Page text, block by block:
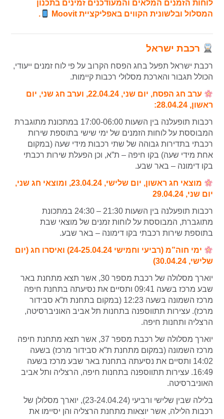
לוחות הזמנים המלאים והמעודכנים זמינים בתכנון
המסלול ובלשונית הקווים באפליקציית Moovit
.
רכבת ישראל
רכבת ישראל תפעל בחג הפסח הקרוב על פי לוח זמנים ייעודי,
הכולל תגבור והארכת מסלולי רכבות קיימות.
ערב חג הפסח, יום שני, 22.04.24, וערב חג שני, יום
ראשון, 28.04.24:
רכבות תופעלנה בין השעות 17:00-06:00 במתכונת מתוגברת
המבוססת על לוחות הזמנים של ימי שישי בתוספת שירות
רכבתי בתדירות גבוהה של שתי רכבות מידי שעה (במקום
אחת מידי שעה) בקו חיפה – ת”א, וכן הפעלת שירות רכבתי
בקו דימונה – באר שבע.
מוצאי חג ראשון, יום שלישי, 23.04.24, ומוצאי חג שני,
יום שני, 29.04.24
רכבות תופעלנה בין השעות 21:30 – 24:30 במתכונת
מתוגברת, המבוססת על לוחות זמנים של מוצאי שבת
בתוספת שירות רכבתי בקו דימונה – באר שבע.
ימי חוה”מ (רביעי וחמישי 24-25.04.24) ואיסרו חג (יום
שלישי, 30.04.24)
יוארך מסלולה של רכבת מספר 30, אשר תצא מתחנת באר
שבע מרכז בשעה 09:41 ותסיים את נסיעתה בתחנת חיפה
מרכז השמונה בשעה 12:23 (במקום בתחנת ת”א סבידור
מרכז). עצירות תתווספנה בתחנות תל אביב האוניברסיטה,
הרצליה ותחנות חיפה.
יוארך מסלולה של רכבת מספר 37, אשר תצא מתחנת חיפה
מרכז השמונה (במקום מתחנת ת”א סבידור מרכז) בשעה
14:02 ותסיים את נסיעתה בתחנת באר שבע מרכז בשעה
16:49. עצירות תתווספנה בתחנות חיפה, הרצליה ותל אביב
האוניברסיטה.
בלילה שבין שלישי ורביעי (23-24.04.24), יוארך מסלולן של
רכבות הלילה, אשר יוצאות מתחנת הרצליה והן יסיימו את